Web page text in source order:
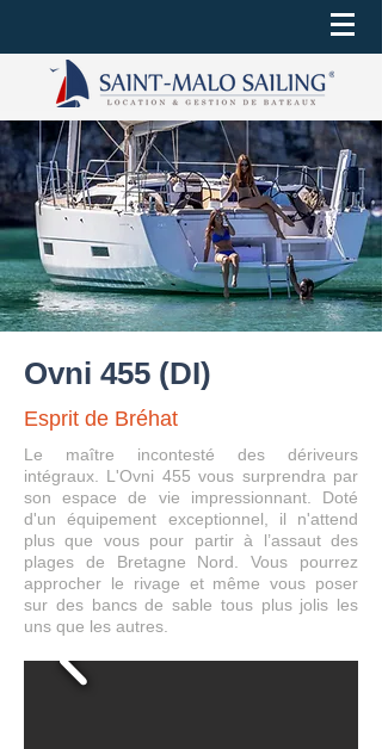
Ovni 455 (DI)
Esprit de Bréhat
Le maître incontesté des dériveurs
intégraux. L'Ovni 455 vous surprendra par
son espace de vie impressionnant. Doté
d'un équipement exceptionnel, il n'attend
plus que vous pour partir à l’assaut des
plages de Bretagne Nord. Vous pourrez
approcher le rivage et même vous poser
sur des bancs de sable tous plus jolis les
uns que les autres.